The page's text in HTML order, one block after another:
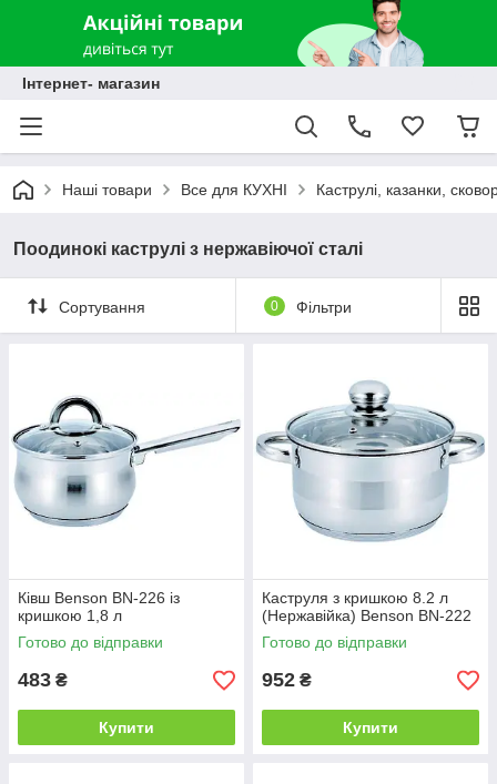
Інтернет- магазин
Наші товари Все для КУХНІ Каструлі, казанки,
Поодинокі каструлі з нержавіючої сталі
Сортування 0 Фільтри
Ківш Benson BN-226 із
кришкою 1,8 л
Готово до відправки
483 ₴
Купити
Каструля з кришкою 8.2 л
(Нержавійка) Benson BN-222
Готово до відправки
952 ₴
Купити